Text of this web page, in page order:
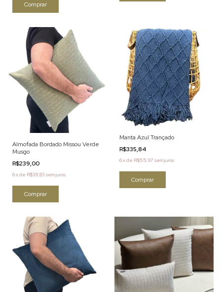
Almofada Bordado Missou Verde
Musgo
R$239,00
6xde R$39,83 sem juros
Manta Azul Trançado
R$335,84
6xde R$55,97 sem juros